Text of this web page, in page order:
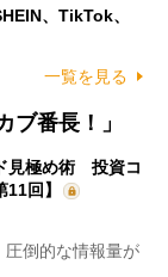
、TikTok、
一覧を見る
ブ番長！」
見極め術 投資コ
回】
倒的な情報量が